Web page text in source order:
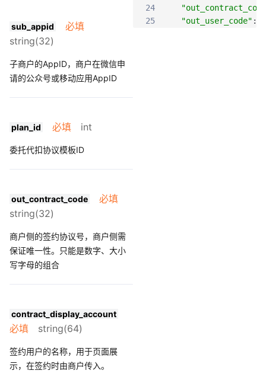
sub_appid
必填
string(32)
子商户的AppID，商户在微信申
请的公众号或移动应用AppID
plan_id 必填 int
委托代扣协议模板ID
out_contract_code
必填
string(32)
商户侧的签约协议号，商户侧需
保证唯一性。只能是数字、大小
写字母的组合
contract_display_account
必填 string(64)
签约用户的名称，用于页面展
示，在签约时由商户传入。
24
25
"out_user_code" :